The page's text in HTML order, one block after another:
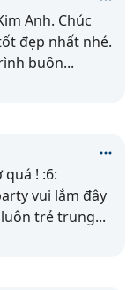
Anh. Chúc
đẹp nhất nhé.
buôn...
! :6:
vui lắm đây
luôn trẻ trung...